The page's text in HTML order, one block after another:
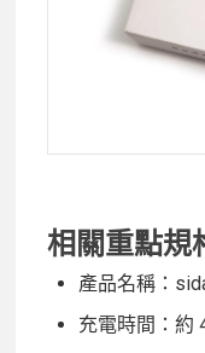
相關重點規
產品名稱：
充電時間：約